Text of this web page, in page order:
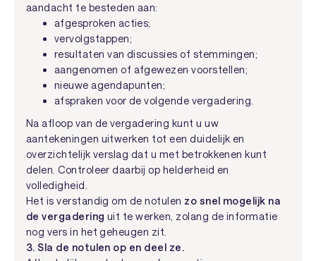
aandacht te besteden aan:
afgesproken acties;
vervolgstappen;
resultaten van discussies of stemmingen;
aangenomen of afgewezen voorstellen;
nieuwe agendapunten;
afspraken voor de volgende vergadering.
Na afloop van de vergadering kunt u uw
aantekeningen uitwerken tot een duidelijk en
overzichtelijk verslag dat u met betrokkenen kunt
delen. Controleer daarbij op helderheid en
volledigheid.
Het is verstandig om de notulen zo snel mogelijk na
de vergadering uit te werken, zolang de informatie
nog vers in het geheugen zit.
3. Sla de notulen op en deel ze.